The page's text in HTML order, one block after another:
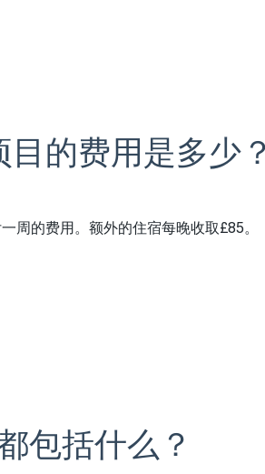
目的费用是多少
周的费用。额外的住宿每晚收取£85。
包括什么？